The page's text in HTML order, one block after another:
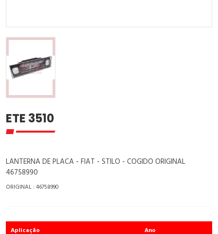
ETE 3510
LANTERNA DE PLACA - FIAT - STILO - COGIDO ORIGINAL
46758990
ORIGINAL : 46758990
Aplicação Ano